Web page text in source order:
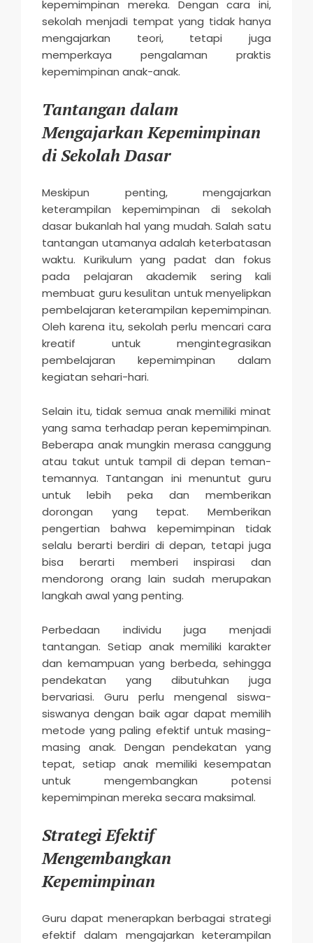
kepemimpinan mereka. Dengan cara ini,
sekolah menjadi tempat yang tidak hanya
mengajarkan teori, tetapi juga
memperkaya pengalaman praktis
kepemimpinan anak-anak.
Tantangan dalam
Mengajarkan Kepemimpinan
di Sekolah Dasar
Meskipun penting, mengajarkan
keterampilan kepemimpinan di sekolah
dasar bukanlah hal yang mudah. Salah satu
tantangan utamanya adalah keterbatasan
waktu. Kurikulum yang padat dan fokus
pada pelajaran akademik sering kali
membuat guru kesulitan untuk menyelipkan
pembelajaran keterampilan kepemimpinan.
Oleh karena itu, sekolah perlu mencari cara
kreatif untuk mengintegrasikan
pembelajaran kepemimpinan dalam
kegiatan sehari-hari.
Selain itu, tidak semua anak memiliki minat
yang sama terhadap peran kepemimpinan.
Beberapa anak mungkin merasa canggung
atau takut untuk tampil di depan teman-
temannya. Tantangan ini menuntut guru
untuk lebih peka dan memberikan
dorongan yang tepat. Memberikan
pengertian bahwa kepemimpinan tidak
selalu berarti berdiri di depan, tetapi juga
bisa berarti memberi inspirasi dan
mendorong orang lain sudah merupakan
langkah awal yang penting.
Perbedaan individu juga menjadi
tantangan. Setiap anak memiliki karakter
dan kemampuan yang berbeda, sehingga
pendekatan yang dibutuhkan juga
bervariasi. Guru perlu mengenal siswa-
siswanya dengan baik agar dapat memilih
metode yang paling efektif untuk masing-
masing anak. Dengan pendekatan yang
tepat, setiap anak memiliki kesempatan
untuk mengembangkan potensi
kepemimpinan mereka secara maksimal.
Strategi Efektif
Mengembangkan
Kepemimpinan
Guru dapat menerapkan berbagai strategi
efektif dalam mengajarkan keterampilan